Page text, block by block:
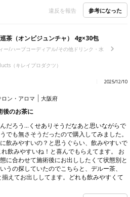
違反を報告 参考になった
巡茶（オンビジュンチャ） 4g×30包
ー/ハーブコーディアル/その他ドリンク・水
（キレイプロダクツ）
2025/12/10
ン・アロマ 大阪府
後のお茶に
だろう…くせありそうだなあと思いながらで
でも無さそうだったので購入してみました。
飲みやすいの？と思うぐらい、飲みやすいで
飲みやすいね！と喜んでもらえてます。 お
に合わせて施術後にお出ししたくて状態別と
うの探していたのでこちらと、デルー茶、
揃えてお出ししてます。どれも飲みやすくて